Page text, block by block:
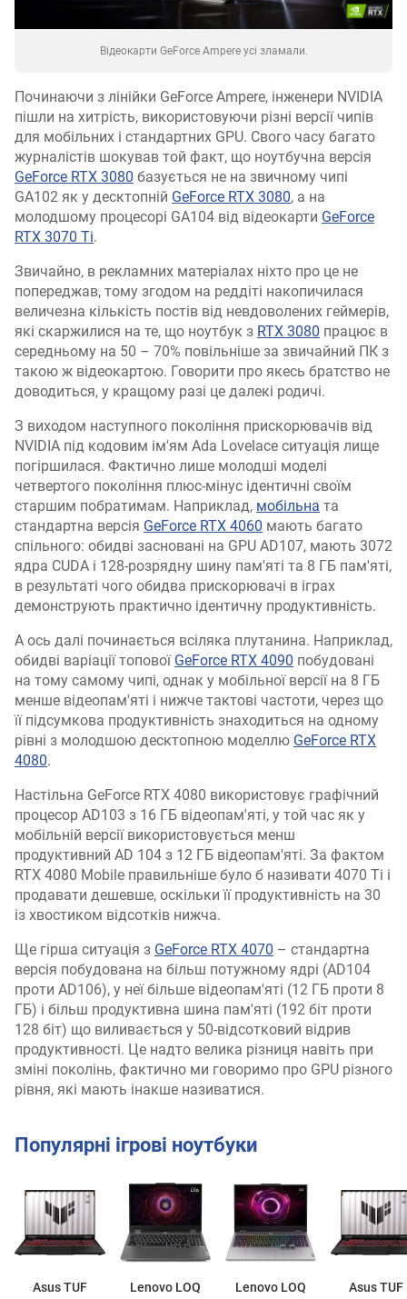
Відеокарти GeForce Ampere усі зламали.
Починаючи з лінійки GeForce Ampere, інженери NVIDIA
пішли на хитрість, використовуючи різні версії чипів
для мобільних і стандартних GPU. Свого часу багато
журналістів шокував той факт, що ноутбучна версія
GeForce RTX 3080 базується не на звичному чипі
GA102 як у десктопній GeForce RTX 3080, а на
молодшому процесорі GA104 від відеокарти GeForce
RTX 3070 Ti.
Звичайно, в рекламних матеріалах ніхто про це не
попереджав, тому згодом на реддіті накопичилася
величезна кількість постів від невдоволених геймерів,
які скаржилися на те, що ноутбук з RTX 3080 працює в
середньому на 50 – 70% повільніше за звичайний ПК з
такою ж відеокартою. Говорити про якесь братство не
доводиться, у кращому разі це далекі родичі.
З виходом наступного покоління прискорювачів від
NVIDIA під кодовим ім'ям Ada Lovelace ситуація лище
погіршилася. Фактично лише молодші моделі
четвертого покоління плюс-мінус ідентичні своїм
старшим побратимам. Наприклад, мобільна та
стандартна версія GeForce RTX 4060 мають багато
спільного: обидві засновані на GPU AD107, мають 3072
ядра CUDA і 128-розрядну шину пам'яті та 8 ГБ пам'яті,
в результаті чого обидва прискорювачі в іграх
демонструють практично ідентичну продуктивність.
А ось далі починається всіляка плутанина. Наприклад,
обидві варіації топової GeForce RTX 4090 побудовані
на тому самому чипі, однак у мобільної версії на 8 ГБ
менше відеопам'яті і нижче тактові частоти, через що
її підсумкова продуктивність знаходиться на одному
рівні з молодшою десктопною моделлю GeForce RTX
4080.
Настільна GeForce RTX 4080 використовує графічний
процесор AD103 з 16 ГБ відеопам'яті, у той час як у
мобільній версії використовується менш
продуктивний AD 104 з 12 ГБ відеопам'яті. За фактом
RTX 4080 Mobile правильніше було б називати 4070 Ti і
продавати дешевше, оскільки її продуктивність на 30
із хвостиком відсотків нижча.
Ще гірша ситуація з GeForce RTX 4070 – стандартна
версія побудована на більш потужному ядрі (AD104
проти AD106), у неї більше відеопам'яті (12 ГБ проти 8
ГБ) і більш продуктивна шина пам'яті (192 біт проти
128 біт) що виливається у 50-відсотковий відрив
продуктивності. Це надто велика різниця навіть при
зміні поколінь, фактично ми говоримо про GPU різного
рівня, які мають інакше називатися.
Популярні ігрові ноутбуки
Asus TUF
Lenovo LOQ
Lenovo LOQ
Asus TUF